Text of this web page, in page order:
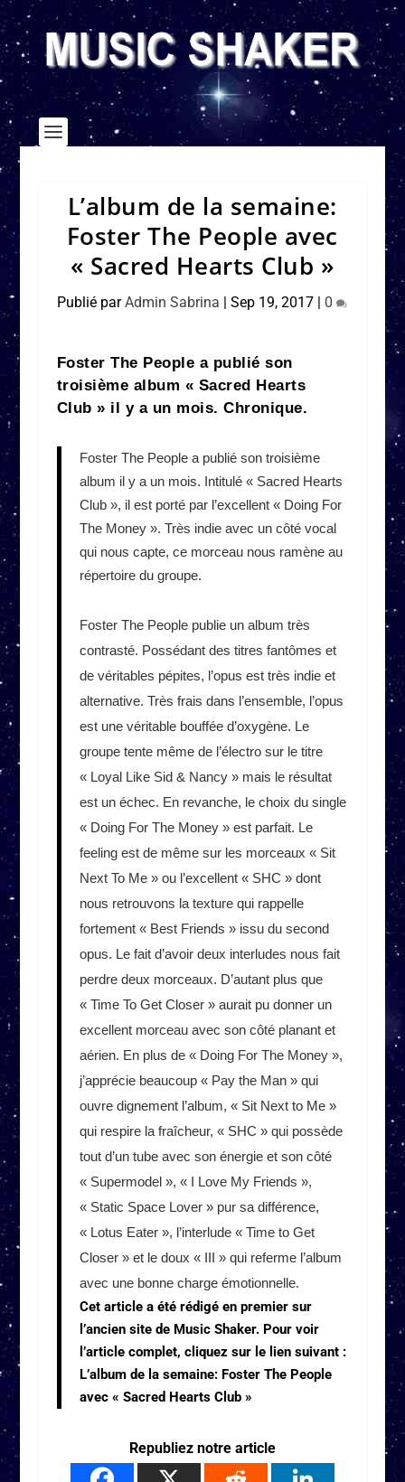
L’album de la semaine:
Foster The People avec
« Sacred Hearts Club »
Publié parAdmin Sabrina |Sep 19, 2017 | 0
Foster The People a publié son
troisième album « Sacred Hearts
Club » il y a un mois. Chronique.
Foster The People a publié son troisième
album il y a un mois. Intitulé « Sacred Hearts
Club », il est porté par l’excellent « Doing For
The Money ». Très indie avec un côté vocal
qui nous capte, ce morceau nous ramène au
répertoire du groupe.
Foster The People publie un album très
contrasté. Possédant des titres fantômes et
de véritables pépites, l’opus est très indie et
alternative. Très frais dans l’ensemble, l’opus
est une véritable bouffée d’oxygène. Le
groupe tente même de l’électro sur le titre
« Loyal Like Sid & Nancy » mais le résultat
est un échec. En revanche, le choix du single
« Doing For The Money » est parfait. Le
feeling est de même sur les morceaux « Sit
Next To Me » ou l’excellent « SHC » dont
nous retrouvons la texture qui rappelle
fortement « Best Friends » issu du second
opus. Le fait d’avoir deux interludes nous fait
perdre deux morceaux. D’autant plus que
« Time To Get Closer » aurait pu donner un
excellent morceau avec son côté planant et
aérien. En plus de « Doing For The Money »,
j’apprécie beaucoup « Pay the Man » qui
ouvre dignement l’album, « Sit Next to Me »
qui respire la fraîcheur, « SHC » qui possède
tout d’un tube avec son énergie et son côté
« Supermodel », « I Love My Friends »,
« Static Space Lover » pur sa différence,
« Lotus Eater », l’interlude « Time to Get
Closer » et le doux « III » qui referme l’album
avec une bonne charge émotionnelle.
Cet article a été rédigé en premier sur
l’ancien site de Music Shaker. Pour voir
l’article complet, cliquez sur le lien suivant :
L’album de la semaine: Foster The People
avec « Sacred Hearts Club »
Republiez notre article